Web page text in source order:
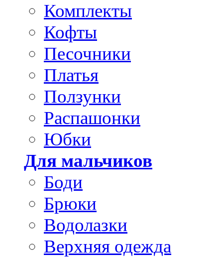
Комплекты
Кофты
Песочники
Платья
Ползунки
Распашонки
Юбки
Для мальчиков
Боди
Брюки
Водолазки
Верхняя одежда